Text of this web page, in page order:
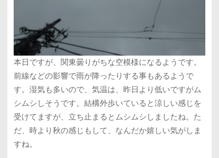
本日ですが、関東曇りがちな空模様になるようです。
前線などの影響で雨が降ったりする事もあるようで
す。湿気も多いので、気温は、昨日より低いですがム
シムシしそうです。結構外歩いていると涼しい感じを
受けてますが、立ち止まるとムシムシしましたね。た
だ、時より秋の感じもして、なんだか嬉しい気がしま
すね。